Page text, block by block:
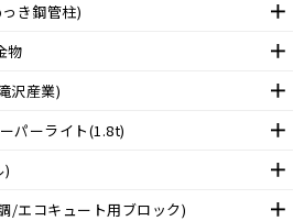
き鋼管柱)
物
沢産業)
パーライト(1.8t)
)
/エコキュート用ブロック)